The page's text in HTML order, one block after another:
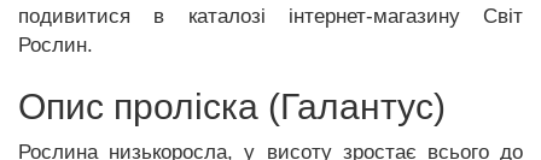
подивитися в каталозі інтернет-магазину Світ
Рослин.
Опис проліска (Галантус)
Рослина низькоросла, у висоту зростає всього до